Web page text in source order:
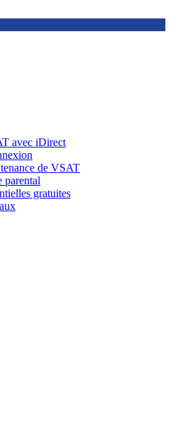
avec iDirect
de VSAT
parental
gratuites